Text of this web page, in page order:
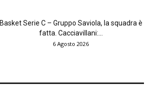
Basket Serie C – Gruppo Saviola, la squadra è
fatta. Cacciavillani:...
6 Agosto 2026